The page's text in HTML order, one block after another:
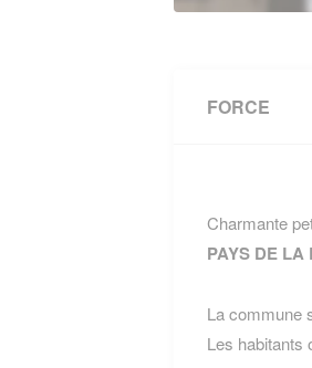
FORCE
Charmante
PAYS DE LA
La commune
Les habitants